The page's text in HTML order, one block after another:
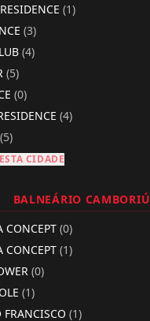
(1)
(3)
(4)
(5)
(0)
(4)
(5)
CIDADE
BALNEÁRIO CAMBORIÚ
CONCEPT (0)
CONCEPT (1)
(0)
(1)
FRANCISCO (1)